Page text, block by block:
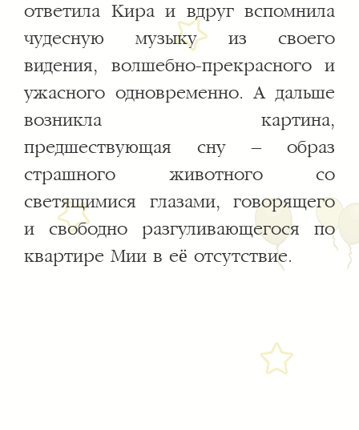
ответила Кира и вдруг вспомнила
чудесную музыку из своего
видения, волшебно-прекрасного и
ужасного одновременно. А дальше
возникла картина,
предшествующая сну – образ
страшного животного со
светящимися глазами, говорящего
и свободно разгуливающегося по
квартире Мии в её отсутствие.